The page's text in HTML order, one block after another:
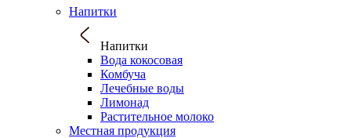
Напитки
Напитки
Вода кокосовая
Комбуча
Лечебные воды
Лимонад
Растительное молоко
Местная продукция